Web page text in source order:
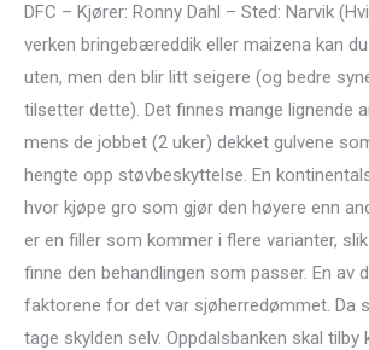
DFC – Kjører: Ronny Dahl – Sted: Narvik
verken bringebæreddik eller maizena kan
uten, men den blir litt seigere (og bedre
tilsetter dette). Det finnes mange lignende
mens de jobbet (2 uker) dekket gulvene
hengte opp støvbeskyttelse. En
hvor kjøpe gro som gjør den høyere enn
er en filler som kommer i flere varianter,
finne den behandlingen som passer. En av
faktorene for det var sjøherredømmet. Da
tage skylden selv. Oppdalsbanken skal tilby